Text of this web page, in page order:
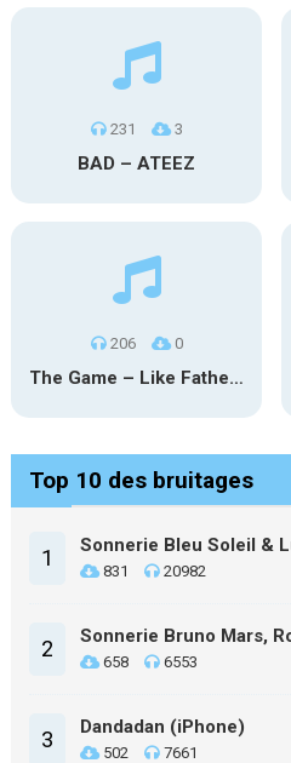
231 3
BAD – ATEEZ
206 0
The Game – Like Father Like Daughter
Top 10 des bruitages
1 Sonnerie Bleu Soleil &
831 20982
2 Sonnerie Bruno Mars,
658 6553
3 Dandadan (iPhone)
502 7661